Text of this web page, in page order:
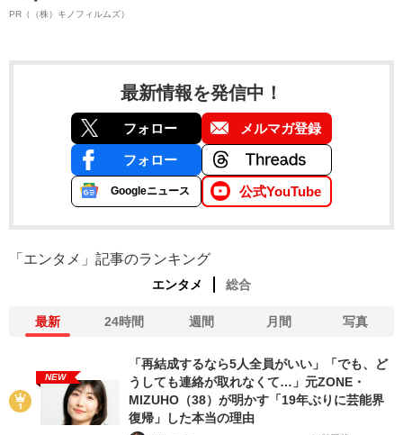
PR（（株）キノフィルムズ）
最新情報を発信中！
フォロー メルマガ登録
フォロー
Googleニュース 公式YouTube
「エンタメ」記事のランキング
エンタメ 総合
最新 24時間 週間 月間 写真
NEW
「再結成するなら5人全員がいい」「でも、ど
うしても連絡が取れなくて…」元ZONE・
MIZUHO（38）が明かす「19年ぶりに芸能界
復帰」した本当の理由